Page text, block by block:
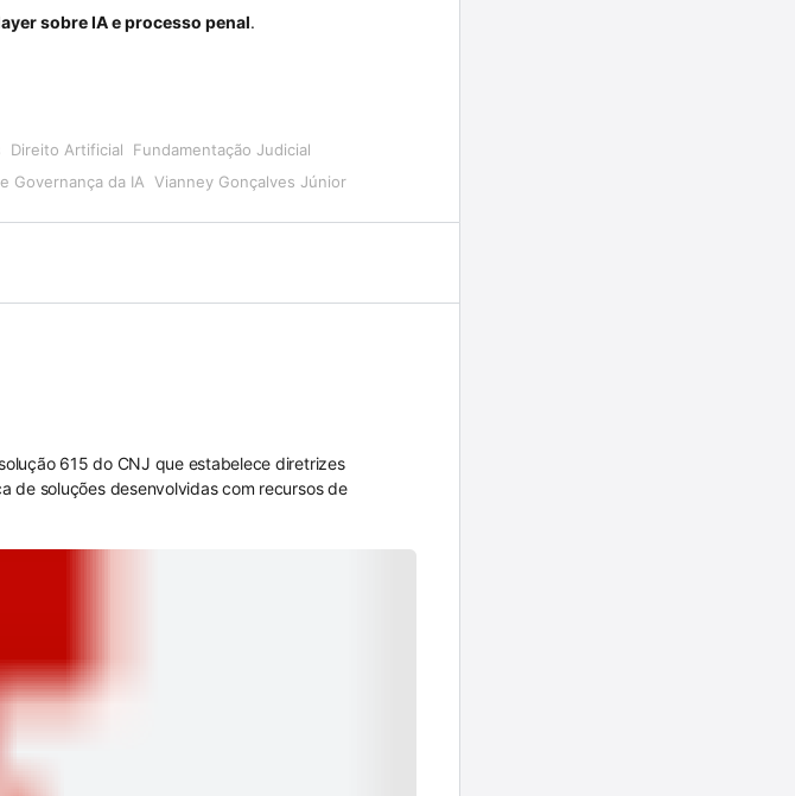
sobre IA e processo penal.
Direito Artificial
Fundamentação Judicial
Governança da IA Vianney Gonçalves Júnior
615 do CNJ que estabelece diretrizes
de soluções desenvolvidas com recursos de